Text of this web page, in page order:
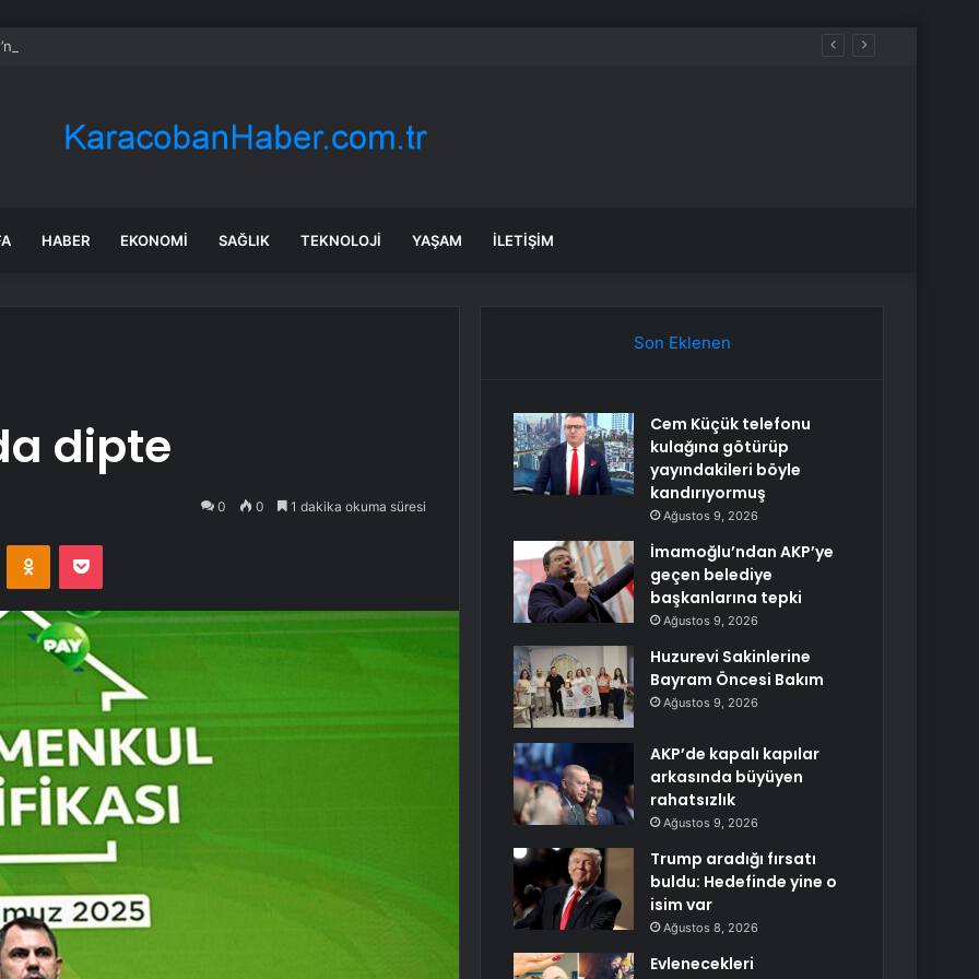
AKP’ye geçen belediye başkanlarına tepki
HABER EKONOMI SAĞLIK TEKNOLOJI YAŞAM İLETIŞIM
dipte
0 0 1 dakika okuma süresi
Odnoklassniki
Pocket
Son Eklenen
Cem Küçük telefonu
kulağına götürüp
yayındakileri böyle
kandırıyormuş
Ağustos 9, 2026
İmamoğlu’ndan AKP’ye
geçen belediye
başkanlarına tepki
Ağustos 9, 2026
Huzurevi Sakinlerine
Bayram Öncesi Bakım
Ağustos 9, 2026
AKP’de kapalı kapılar
arkasında büyüyen
rahatsızlık
Ağustos 9, 2026
Trump aradığı fırsatı
buldu: Hedefinde yine o
isim var
Ağustos 8, 2026
Evlenecekleri